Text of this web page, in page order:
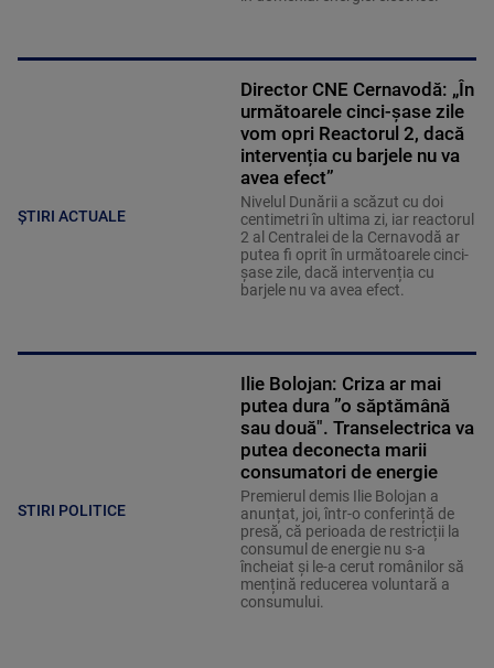
ȘTIRI ACTUALE
Director CNE Cernavodă: „În
următoarele cinci-șase zile
vom opri Reactorul 2, dacă
intervenția cu barjele nu va
avea efect”
Nivelul Dunării a scăzut cu doi
centimetri în ultima zi, iar reactorul
2 al Centralei de la Cernavodă ar
putea fi oprit în următoarele cinci-
șase zile, dacă intervenția cu
barjele nu va avea efect.
STIRI POLITICE
Ilie Bolojan: Criza ar mai
putea dura ”o săptămână
sau două". Transelectrica va
putea deconecta marii
consumatori de energie
Premierul demis Ilie Bolojan a
anunțat, joi, într-o conferință de
presă, că perioada de restricții la
consumul de energie nu s-a
încheiat și le-a cerut românilor să
mențină reducerea voluntară a
consumului.